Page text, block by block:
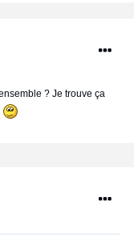
? Je trouve ça